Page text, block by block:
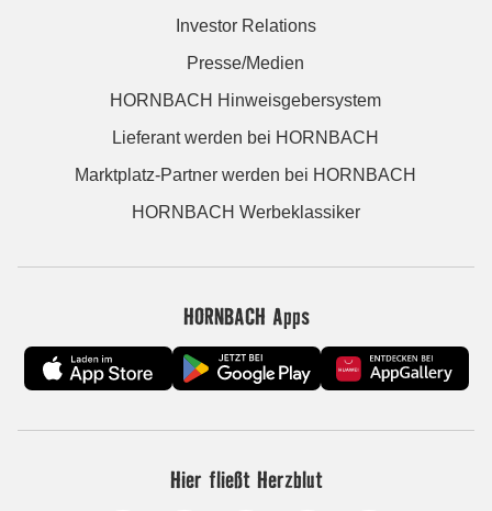
Investor Relations
Presse/Medien
HORNBACH Hinweisgebersystem
Lieferant werden bei HORNBACH
Marktplatz-Partner werden bei HORNBACH
HORNBACH Werbeklassiker
HORNBACH Apps
Hier fließt Herzblut